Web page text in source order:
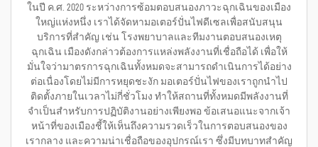
ในปี ค.ศ. 2020 ระหว่างการซ้อมตอบสนองภาวะฉุกเฉินของเมือง
ใหญ่แห่งหนึ่ง เราได้จัดหามอเตอร์ปั่นไฟดีเซลเพื่อสนับสนุน
บริการที่สำคัญ เช่น โรงพยาบาลและทีมงานตอบสนองเหตุ
ฉุกเฉิน เมืองดังกล่าวต้องการแหล่งพลังงานที่เชื่อถือได้ เพื่อให้
มั่นใจว่ามาตรการฉุกเฉินทั้งหมดจะสามารถดำเนินการได้อย่าง
ต่อเนื่องโดยไม่มีการหยุดชะงัก มอเตอร์ปั่นไฟของเราถูกนำไป
ติดตั้งภายในเวลาไม่กี่ชั่วโมง ทำให้สถานที่ทั้งหมดมีพลังงานที่
จำเป็นสำหรับการปฏิบัติงานอย่างเพียงพอ ข้อเสนอแนะจากเจ้า
หน้าที่ของเมืองชี้ให้เห็นถึงความรวดเร็วในการตอบสนองของ
เรากลาง และความน่าเชื่อถือของอุปกรณ์เรา ซึ่งมีบทบาทสำคัญ